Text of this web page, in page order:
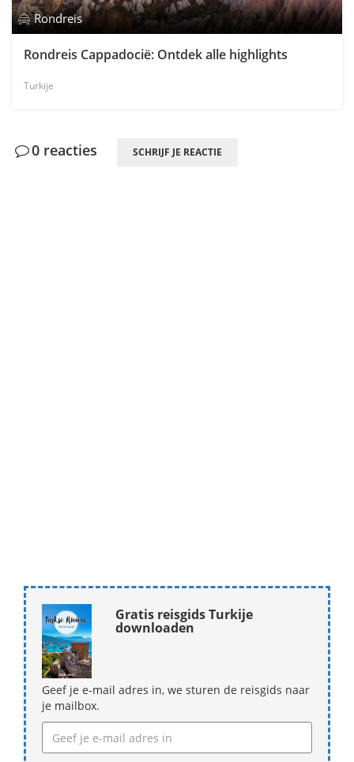
Rondreis
Rondreis Cappadocië: Ontdek alle highlights
Turkije
0 reacties SCHRIJF JE REACTIE
Gratis reisgids Turkije
downloaden
Geef je e-mail adres in, we sturen de reisgids naar
je mailbox.